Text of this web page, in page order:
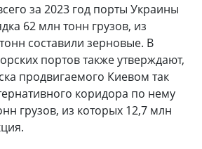
за 2023 год порты Украины
62 млн тонн грузов, из
составили зерновые. В
портов также утверждают,
продвигаемого Киевом так
коридора по нему
грузов, из которых 12,7 млн